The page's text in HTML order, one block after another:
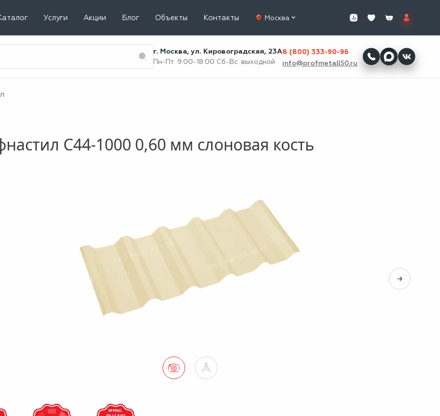
Услуги Акции Блог Объекты Контакты Москва
г. Москва, ул. Кировоградская, 23А
Пн-Пт: 9:00-18:00 Сб-Вс: выходной
8 (800) 333-90-96
info@profmetall50.ru
С44-1000 0,60 мм слоновая кость